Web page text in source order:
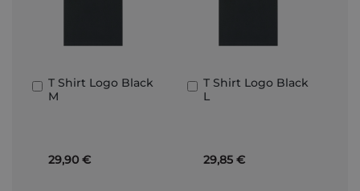
T Shirt Logo Black
M
29,90 €
Añadir
al
T Shirt Logo Black
L
29,85 €
Añadir
al